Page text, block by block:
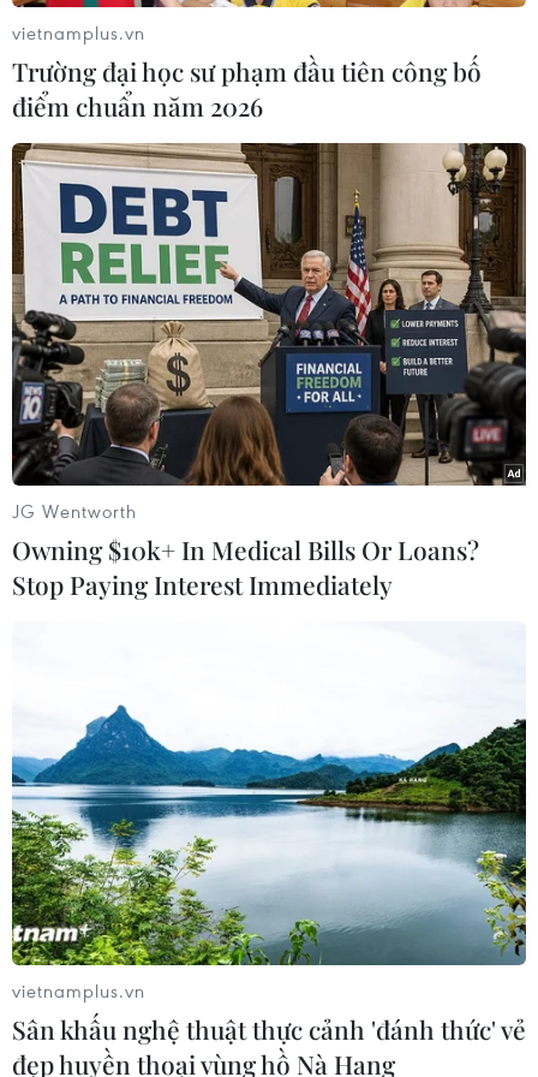
Saudi Arabia, tháng 10/2023, khối lượng thương
mại ASEAN-GCC đã vượt quá 110 tỷ USD. Nhóm
GCC bao gồm Bahrain, Kuwait, Oman, Qatar,
Saudi Arabia và Các Tiểu Vương quốc Arab
Thống nhất (UAE)./.
Diễn đàn Tương lai
ASEAN: Hướng tới tăng
trưởng kinh tế bền vững,
thịnh vượng
Bộ trưởng Bộ Thông tin và Truyền thông Nguyễn
Mạnh Hùng nhấn mạnh tương lai của ASEAN là
một ASEAN kỹ thuật số và để xây dựng ASEAN kỹ
thuật số, vẫn còn một chặng đường dài phía trước.
(TTXVN/Vietnam+)
#Hội đồng Hợp tác vùng Vịnh
#ASEAN
#Tự do thương mại
vietnamplus.vn
Trường đại học sư phạm đầu tiên công bố
điểm chuẩn năm 2026
JG Wentworth
Owning $10k+ In Medical Bills Or Loans?
Stop Paying Interest Immediately
vietnamplus.vn
Sân khấu nghệ thuật thực cảnh 'đánh thức' vẻ
đẹp huyền thoại vùng hồ Nà Hang